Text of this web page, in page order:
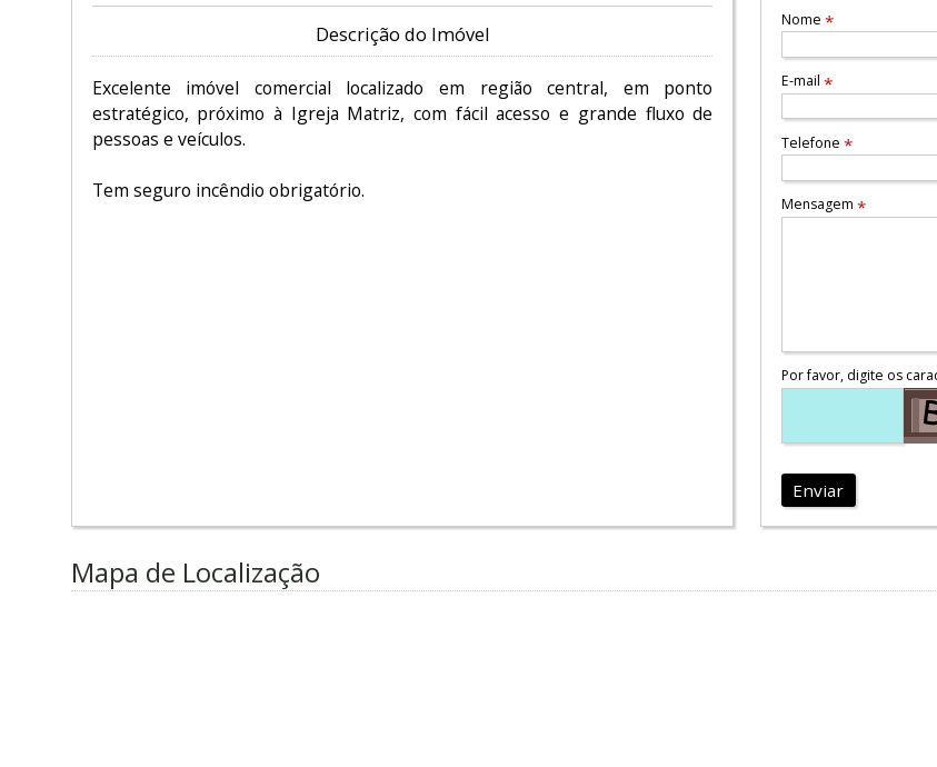
Descrição do Imóvel
Excelente imóvel comercial localizado em região central, em ponto
estratégico, próximo à Igreja Matriz, com fácil acesso e grande fluxo de
pessoas e veículos.
Tem seguro incêndio obrigatório.
Nome *
E-mail *
Telefone *
Mensagem *
Por favor, digite os
Enviar
Mapa de Localização